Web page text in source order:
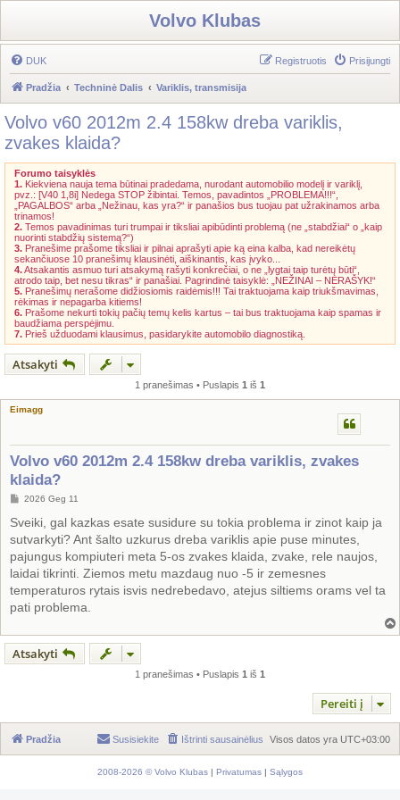
Volvo Klubas
DUK Prisijungti
Registruotis
Pradžia Techninė Dalis Variklis, transmisija
Volvo v60 2012m 2.4 158kw dreba variklis,
zvakes klaida?
Forumo taisyklės
1. Kiekviena nauja tema būtinai pradedama, nurodant automobilio modelį ir variklį,
pvz.: [V40 1,8i] Nedega STOP žibintai. Temos, pavadintos „PROBLEMA!!!“,
„PAGALBOS“ arba „Nežinau, kas yra?“ ir panašios bus tuojau pat užrakinamos arba
trinamos!
2. Temos pavadinimas turi trumpai ir tiksliai apibūdinti problemą (ne „stabdžiai“ o „kaip
nuorinti stabdžių sistemą?“)
3. Pranešime prašome tiksliai ir pilnai aprašyti apie ką eina kalba, kad nereikėtų
sekančiuose 10 pranešimų klausinėti, aiškinantis, kas įvyko...
4.Atsakantis asmuo turi atsakymą rašyti konkrečiai, o ne „lygtai taip turėtų būti“,
atrodo taip, bet nesu tikras“ ir panašiai. Pagrindinė taisyklė: „NEŽINAI – NERAŠYK!“
5. Pranešimų nerašome didžiosiomis raidėmis!!! Tai traktuojama kaip triukšmavimas,
rėkimas ir nepagarba kitiems!
6. Prašome nekurti tokių pačių temų kelis kartus – tai bus traktuojama kaip spamas ir
baudžiama perspėjimu.
7. Prieš užduodami klausimus, pasidarykite automobilo diagnostiką.
Atsakyti
1 pranešimas • Puslapis 1 iš 1
Eimagg
Volvo v60 2012m 2.4 158kw dreba variklis, zvakes
klaida?
S
a
n
d
a
r
t
n
ė
2026 Geg 11
Sveiki, gal kazkas esate susidure su tokia problema ir zinot kaip ja
sutvarkyti? Ant šalto uzkurus dreba variklis apie puse minutes,
pajungus kompiuteri meta 5-os zvakes klaida, zvake, rele naujos,
laidai tikrinti. Ziemos metu mazdaug nuo -5 ir zemesnes
temperaturos rytais isvis nedrebedavo, atejus siltiems orams vel ta
pati problema.
Atsakyti
1 pranešimas • Puslapis 1 iš 1
Pereiti į
Pradžia Visos datos yra UTC+03:00
Ištrinti sausainėlius
Susisiekite
2008-2026 © Volvo Klubas | Privatumas | Sąlygos